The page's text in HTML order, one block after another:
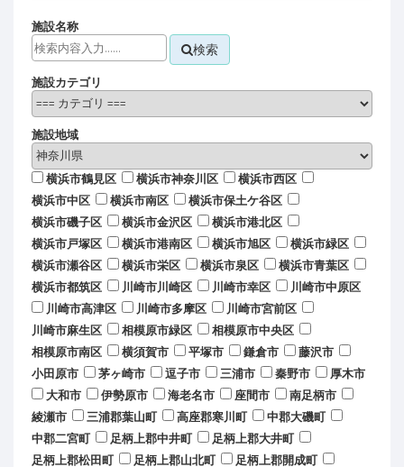
施設名称
検索
施設カテゴリ
施設地域
横浜市鶴見区 横浜市神奈川区
横浜市西区
横浜市中区
横浜市南区
横浜市保土ケ谷区
横浜市磯子区
横浜市金沢区
横浜市港北区
横浜市戸塚区
横浜市港南区 横浜市旭区
横浜市緑区
横浜市瀬谷区
横浜市栄区 横浜市泉区
横浜市青葉区
横浜市都筑区
川崎市川崎区 川崎市幸区
川崎市中原区
川崎市高津区
川崎市多摩区
川崎市宮前区
川崎市麻生区
相模原市緑区
相模原市中央区
相模原市南区
横須賀市 平塚市 鎌倉市
藤沢市
小田原市
茅ヶ崎市 逗子市 三浦市 秦野市
厚木市
大和市
伊勢原市 海老名市 座間市
南足柄市
綾瀬市
三浦郡葉山町 高座郡寒川町
中郡大磯町
中郡二宮町
足柄上郡中井町
足柄上郡大井町
足柄上郡松田町
足柄上郡山北町 足柄上郡開成町